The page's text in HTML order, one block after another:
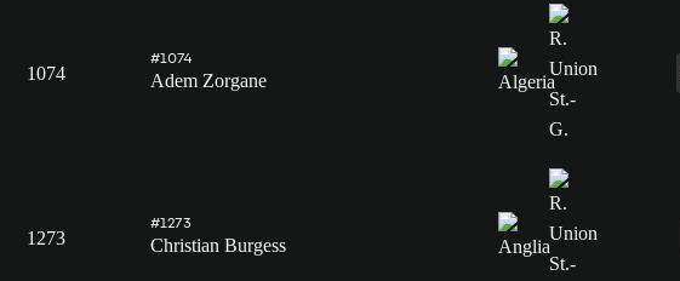
1074
#1074
Adem Zorgane
1273
#1273
Christian Burgess